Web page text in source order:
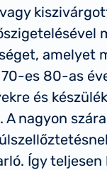
amelyet
es 80-as
és
nagyon
Így